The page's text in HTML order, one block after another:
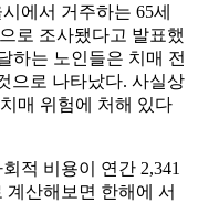
에서 거주하는 65세
로 조사됐다고 발표했
하는 노인들은 치매 전
으로 나타났다. 사실상
매 위험에 처해 있다
적 비용이 연간 2,341
산해보면 한해에 서